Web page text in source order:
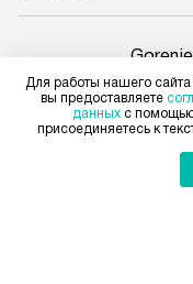
Для работы нашего
вы предоставляете
данных с помощью
присоединяетесь к